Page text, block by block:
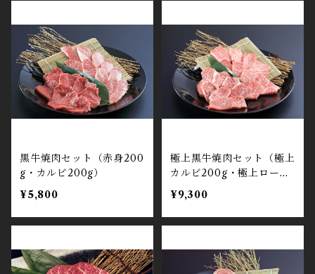
黒牛焼肉セット（赤身200
g・カルビ200g）
¥5,800
極上黒牛焼肉セット（極上
カルビ200g・極上ロース
200g）
¥9,300